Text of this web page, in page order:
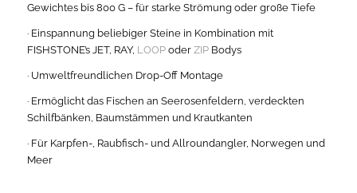
Gewichtes bis 800 G – für starke Strömung oder große Tiefe
· Einspannung beliebiger Steine in Kombination mit
FISHSTONE’s JET, RAY, LOOPoder ZIPBodys
· Umweltfreundlichen Drop-Off Montage
· Ermöglicht das Fischen an Seerosenfeldern, verdeckten
Schilfbänken, Baumstämmen und Krautkanten
· Für Karpfen-, Raubfisch- und Allroundangler, Norwegen und
Meer